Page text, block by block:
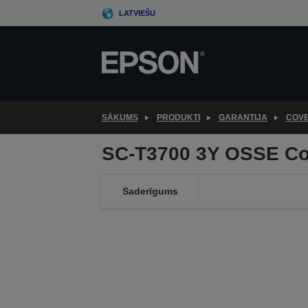
to
LATVIEŠU
SĀKUMS PRODUKTI GARANTIJA
SC-T3700 3Y OSSE
Saderīgums